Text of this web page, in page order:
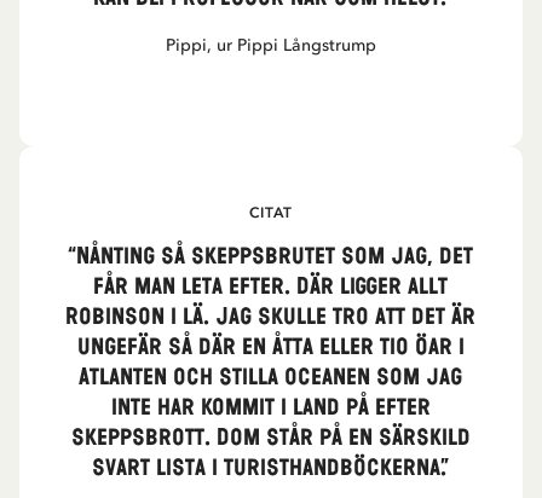
Pippi, ur Pippi Långstrump
CITAT
“Nånting så skeppsbrutet som jag, det
får man leta efter. Där ligger allt
Robinson i lä. Jag skulle tro att det är
ungefär så där en åtta eller tio öar i
Atlanten och Stilla oceanen som jag
inte har kommit i land på efter
skeppsbrott. Dom står på en särskild
svart lista i turisthandböckerna.”